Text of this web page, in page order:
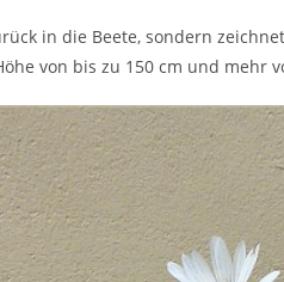
in die Beete, sondern
von bis zu 150 cm und mehr